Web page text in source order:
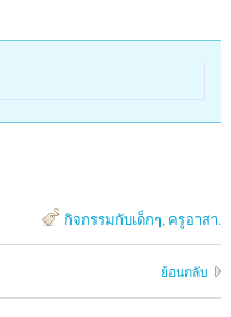
กิจกรรมกับเด็กๆ, ครูอาสา.
ย้อนกลับ